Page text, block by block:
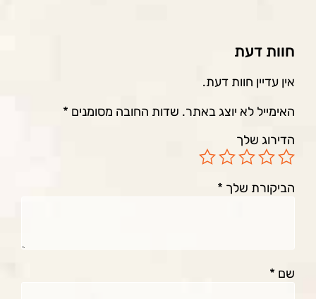
חוות דעת
אין עדיין חוות דעת.
האימייל לא יוצג באתר. שדות החובה מסומנים *
הדירוג שלך
הביקורת שלך *
שם *